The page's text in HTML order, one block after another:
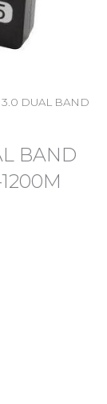
DUAL BAND
BAND